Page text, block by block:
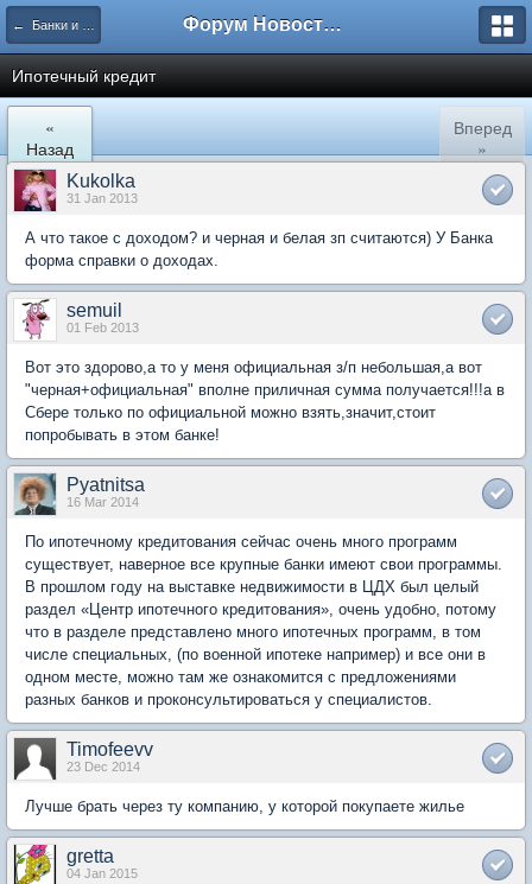
← Банки и страховые фирмы Форум Новостройки
Ипотечный кредит
«
Назад
Вперед
»
Kukolka
31 Jan 2013
А что такое с доходом? и черная и белая зп считаются) У Банка
форма справки о доходах.
semuil
01 Feb 2013
Вот это здорово,а то у меня официальная з/п небольшая,а вот
"черная+официальная" вполне приличная сумма получается!!!а в
Сбере только по официальной можно взять,значит,стоит
попробывать в этом банке!
Pyatnitsa
16 Mar 2014
По ипотечному кредитования сейчас очень много программ
существует, наверное все крупные банки имеют свои программы.
В прошлом году на выставке недвижимости в ЦДХ был целый
раздел «Центр ипотечного кредитования», очень удобно, потому
что в разделе представлено много ипотечных программ, в том
числе специальных, (по военной ипотеке например) и все они в
одном месте, можно там же ознакомится с предложениями
разных банков и проконсультироваться у специалистов.
Timofeevv
23 Dec 2014
Лучше брать через ту компанию, у которой покупаете жилье
gretta
04 Jan 2015